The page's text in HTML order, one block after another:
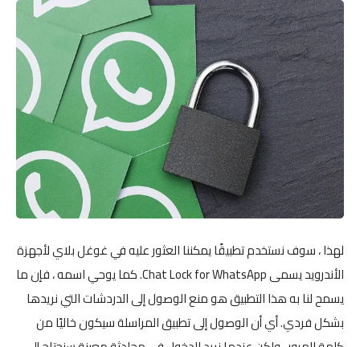
لهذا ، سوف نستخدم تطبيقًا يمكننا العثور عليه في غوغل بلاي لأجهزة
الأندرويد يسمى Chat Lock for WhatsApp. كما يوحي اسمه ، فإن ما
يسمح لنا به هذا التطبيق هو منع الوصول إلى الدردشات التي نريدها
بشكل فردي. أي أن الوصول إلى تطبيق المراسلة سيكون خاليًا من